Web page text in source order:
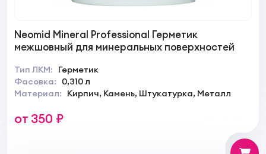
Neomid Mineral Professional Герметик
межшовный для минеральных поверхностей
Тип ЛКМ:
Герметик
Фасовка:
0,310 л
Материал:
Кирпич, Камень, Штукатурка, Металл
от 350 ₽